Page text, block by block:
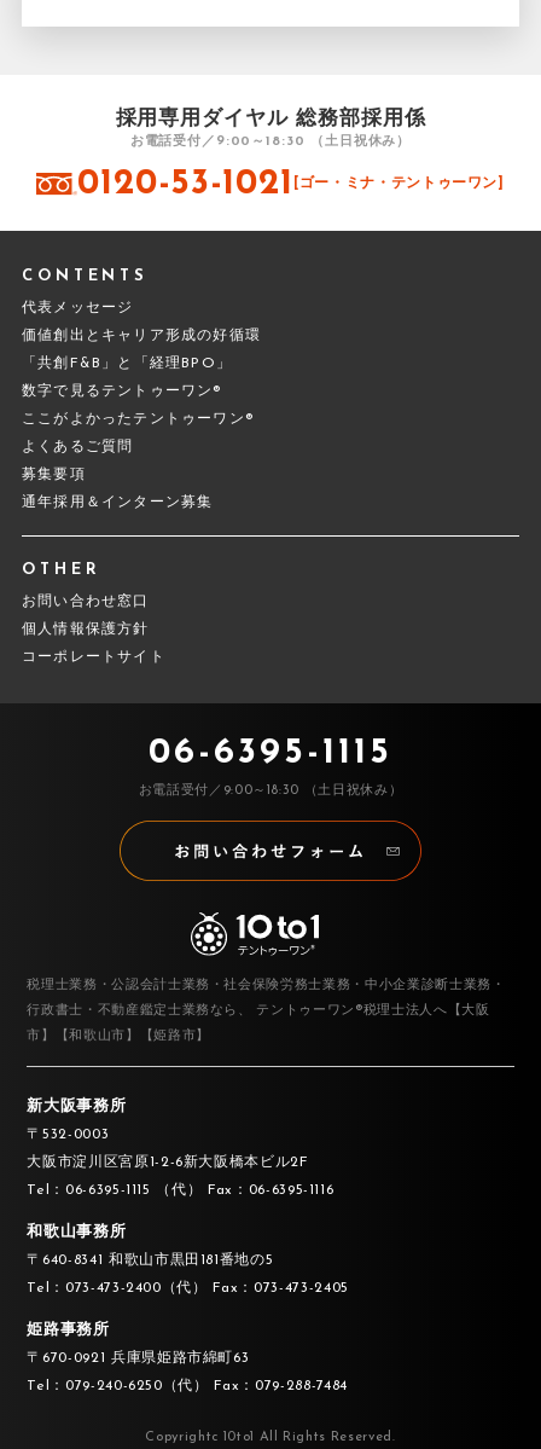
採用専用ダイヤル 総務部採用係
お電話受付／9:00～18:30 （土日祝休み）
0120-53-1021 [ゴー・ミナ・テントゥーワン]
CONTENTS
代表メッセージ
価値創出とキャリア形成の好循環
「共創F&B」と「経理BPO」
数字で見るテントゥーワン®
ここがよかったテントゥーワン®
よくあるご質問
募集要項
通年採用＆インターン募集
OTHER
お問い合わせ窓口
個人情報保護方針
コーポレートサイト
06-6395-1115
お電話受付／9:00～18:30 （土日祝休み）
税理士業務・公認会計士業務・社会保険労務士業務・中小企業診断士業務・
行政書士・不動産鑑定士業務なら、
テントゥーワン®税理士法人へ【大阪
市】【和歌山市】【姫路市】
新大阪事務所
〒532-0003
大阪市淀川区宮原1-2-6新大阪橋本ビル2F
Tel：06-6395-1115 （代）
Fax：06-6395-1116
和歌山事務所
〒640-8341 和歌山市黒田181番地の5
Tel：073-473-2400（代）
Fax：073-473-2405
姫路事務所
〒670-0921 兵庫県姫路市綿町63
Tel：079-240-6250（代）
Fax：079-288-7484
Copyrightc 10to1 All Rights Reserved.